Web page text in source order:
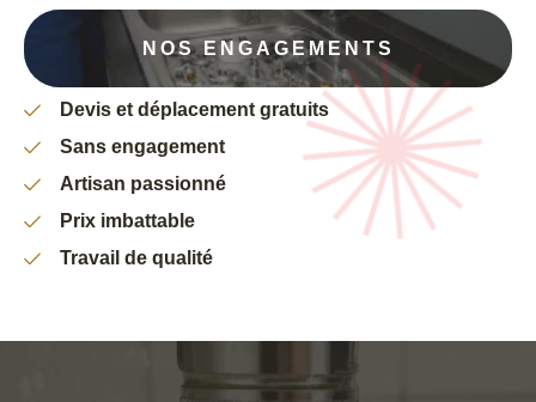
NOS ENGAGEMENTS
Devis et déplacement gratuits
Sans engagement
Artisan passionné
Prix imbattable
Travail de qualité